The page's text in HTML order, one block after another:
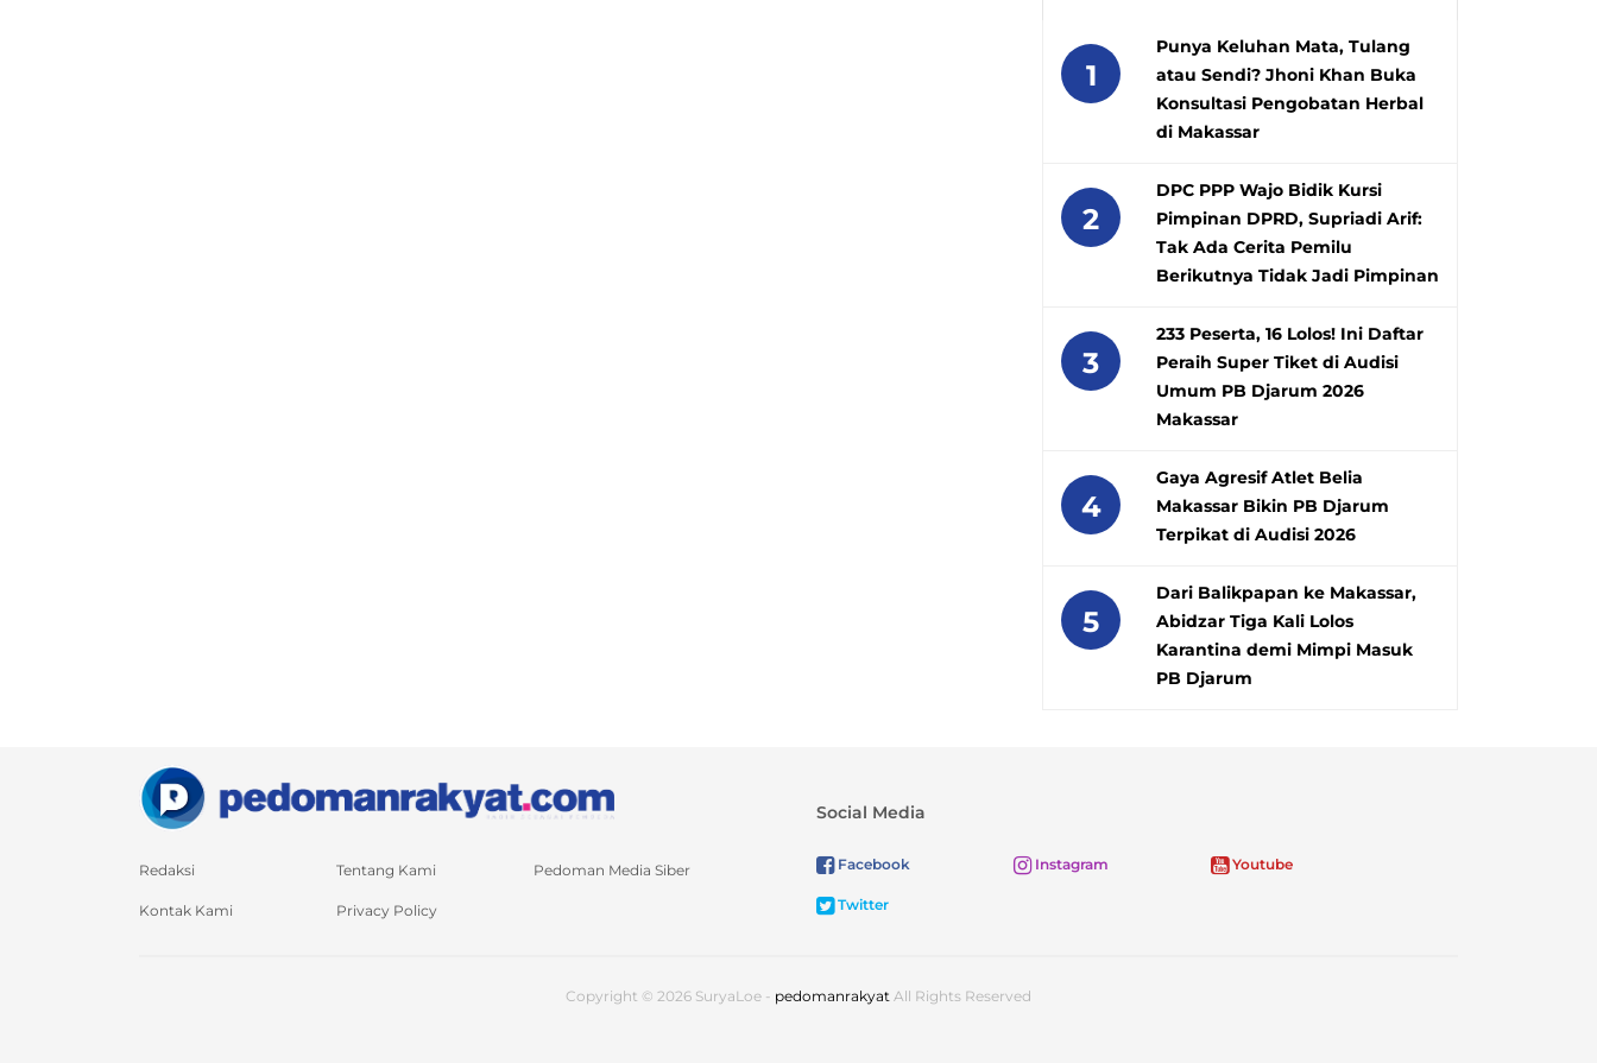
1
Punya Keluhan Mata, Tulang
atau Sendi? Jhoni Khan Buka
Konsultasi Pengobatan Herbal
di Makassar
2
DPC PPP Wajo Bidik Kursi
Pimpinan DPRD, Supriadi Arif:
Tak Ada Cerita Pemilu
Berikutnya Tidak Jadi Pimpinan
3
233 Peserta, 16 Lolos! Ini Daftar
Peraih Super Tiket di Audisi
Umum PB Djarum 2026
Makassar
4
Gaya Agresif Atlet Belia
Makassar Bikin PB Djarum
Terpikat di Audisi 2026
5
Dari Balikpapan ke Makassar,
Abidzar Tiga Kali Lolos
Karantina demi Mimpi Masuk
PB Djarum
Redaksi Tentang Kami Pedoman Media Siber
Kontak Kami Privacy Policy
Social Media
Facebook Instagram Youtube
Twitter
Copyright © 2026 SuryaLoe - pedomanrakyat All Rights Reserved